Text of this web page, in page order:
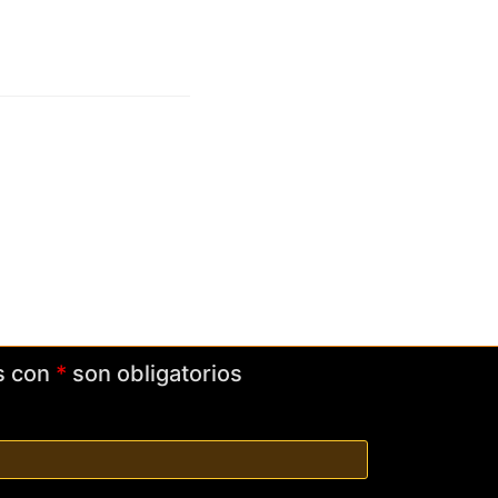
con * son obligatorios